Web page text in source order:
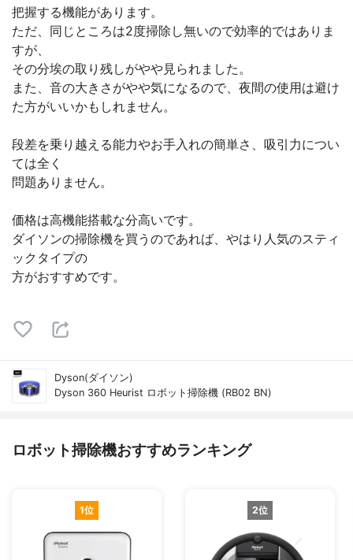
把握する機能があります。
ただ、同じところは2度掃除し無いので効率的ではありま
すが、
その分埃の取り残しがやや見られました。
また、音の大きさがやや気になるので、夜間の使用は避け
た方がいいかもしれません。
段差を乗り越える能力やお手入れの簡単さ、吸引力につい
ては全く
問題ありません。
価格は高機能搭載な分高いです。
ダイソンの掃除機を買うのであれば、やはり人気のスティ
ックタイプの
方がおすすめです。
Dyson(ダイソン)
Dyson 360 Heurist ロボット掃除機 (RB02 BN)
ロボット掃除機おすすめランキング
1位 2位